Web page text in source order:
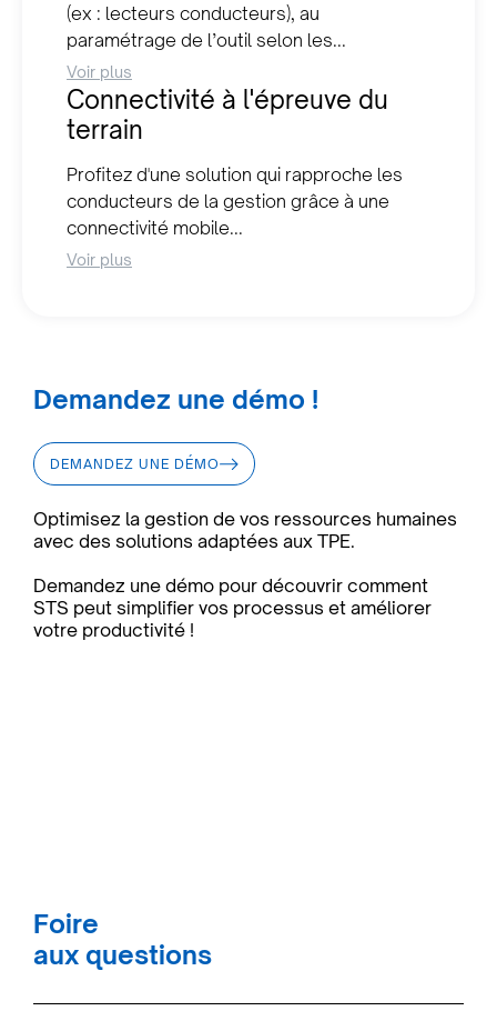
(ex : lecteurs conducteurs), au
paramétrage de l’outil selon les...
Voir plus
Connectivité à l'épreuve du
terrain
Profitez d'une solution qui rapproche les
conducteurs de la gestion grâce à une
connectivité mobile...
Voir plus
Demandez une démo !
DEMANDEZ UNE DÉMO
Optimisez la gestion de vos ressources humaines
avec des solutions adaptées aux TPE.
Demandez une démo pour découvrir comment
STS peut simplifier vos processus et améliorer
votre productivité !
Foire
aux questions